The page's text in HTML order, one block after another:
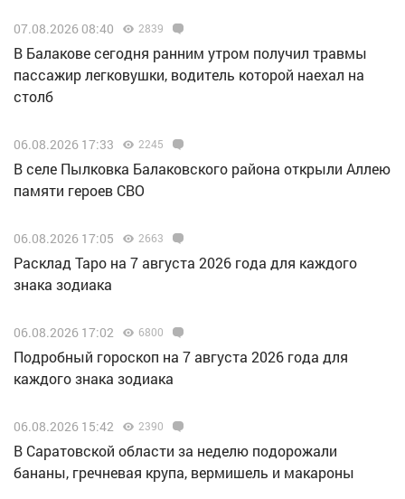
07.08.2026 08:40 2839
В Балакове сегодня ранним утром получил травмы
пассажир легковушки, водитель которой наехал на
столб
06.08.2026 17:33 2245
В селе Пылковка Балаковского района открыли Аллею
памяти героев СВО
06.08.2026 17:05 2663
Расклад Таро на 7 августа 2026 года для каждого
знака зодиака
06.08.2026 17:02 6800
Подробный гороскоп на 7 августа 2026 года для
каждого знака зодиака
06.08.2026 15:42 2390
В Саратовской области за неделю подорожали
бананы, гречневая крупа, вермишель и макароны